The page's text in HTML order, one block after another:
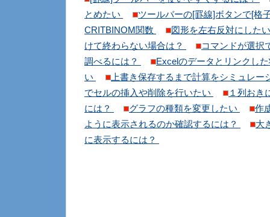
とめたい
ツールバーの[罫線]ボタンで[格
CRITBINOM関数
図形を左右反対にした
けて終わらない場合は？
コマンドが選択
調べるには？
Excelのデータとリンクし
い
上書き保存するまで計算をシミュレ
でセルの挿入や削除を行いたい
１列おき
には？
グラフの種類を変更したい
作
ように表示されるのか確認するには？
大
に表示するには？